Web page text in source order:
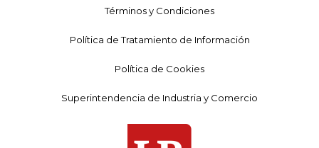
Términos y Condiciones
Política de Tratamiento de Información
Política de Cookies
Superintendencia de Industria y Comercio